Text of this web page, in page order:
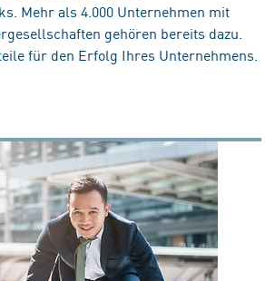
Mehr als 4.000 Unternehmen mit
gehören bereits dazu.
für den Erfolg Ihres Unternehmens.